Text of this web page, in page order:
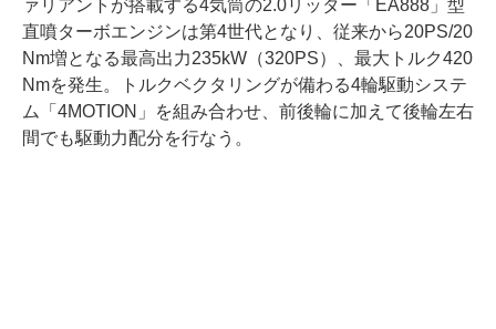
ァリアントが搭載する4気筒の2.0リッター「EA888」型
直噴ターボエンジンは第4世代となり、従来から20PS/20
Nm増となる最高出力235kW（320PS）、最大トルク420
Nmを発生。トルクベクタリングが備わる4輪駆動システ
ム「4MOTION」を組み合わせ、前後輪に加えて後輪左右
間でも駆動力配分を行なう。